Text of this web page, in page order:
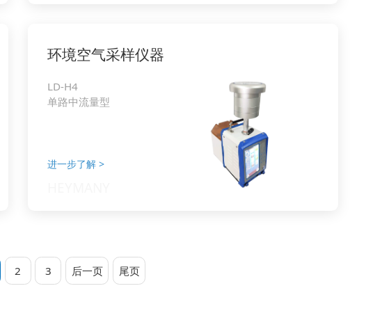
环境空气采样仪器
LD-H4
单路中流量型
进一步了解>
2 3 后一页 尾页